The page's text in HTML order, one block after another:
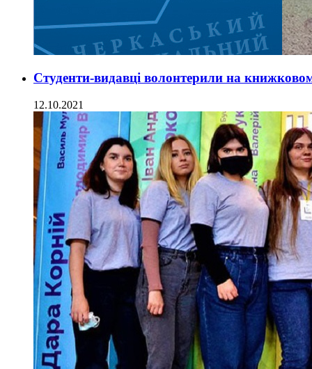
Студенти-видавці волонтерили на
12.10.2021